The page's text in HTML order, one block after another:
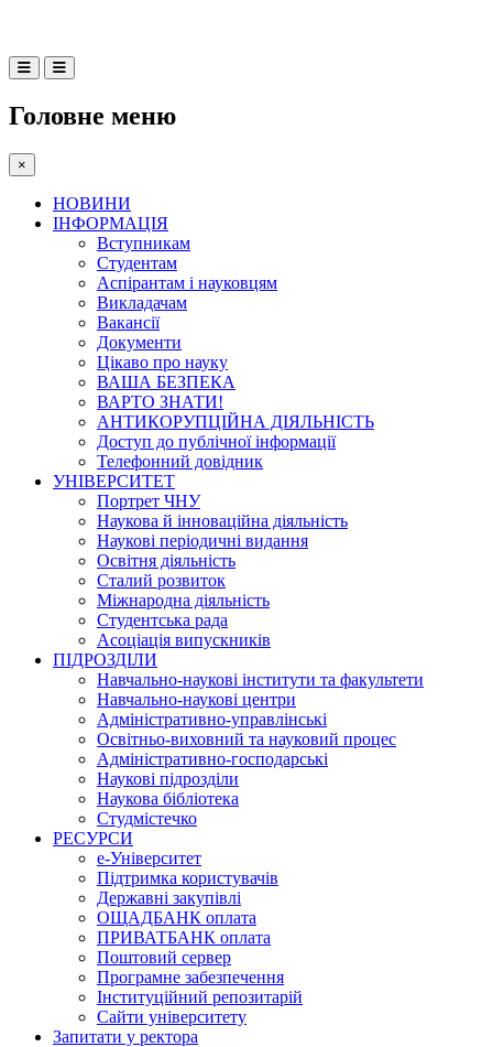
Головне меню
×
НОВИНИ
ІНФОРМАЦІЯ
Вступникам
Студентам
Аспірантам і науковцям
Викладачам
Вакансії
Документи
Цікаво про науку
ВАША БЕЗПЕКА
ВАРТО ЗНАТИ!
АНТИКОРУПЦІЙНА ДІЯЛЬНІСТЬ
Доступ до публічної інформації
Телефонний довідник
УНІВЕРСИТЕТ
Портрет ЧНУ
Наукова й інноваційна діяльність
Наукові періодичні видання
Освітня діяльність
Сталий розвиток
Міжнародна діяльність
Студентська рада
Асоціація випускників
ПІДРОЗДІЛИ
Навчально-наукові інститути та факультети
Навчально-наукові центри
Адміністративно-управлінські
Освітньо-виховний та науковий процес
Адміністративно-господарські
Наукові підрозділи
Наукова бібліотека
Студмістечко
РЕСУРСИ
е-Університет
Підтримка користувачів
Державні закупівлі
ОЩАДБАНК оплата
ПРИВАТБАНК оплата
Поштовий сервер
Програмне забезпечення
Інституційний репозитарій
Сайти університету
Запитати у ректора